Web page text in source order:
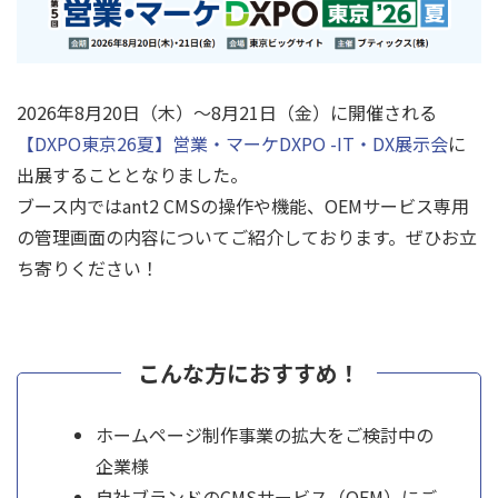
2026年8月20日（木）～8月21日（金）に開催される
【DXPO東京26夏】営業・マーケDXPO -IT・DX展示会に
出展することとなりました。
ブース内ではant2 CMSの操作や機能、OEMサービス専用
の管理画面の内容についてご紹介しております。ぜひお立
ち寄りください！
こんな方におすすめ！
ホームページ制作事業の拡大をご検討中の
企業様